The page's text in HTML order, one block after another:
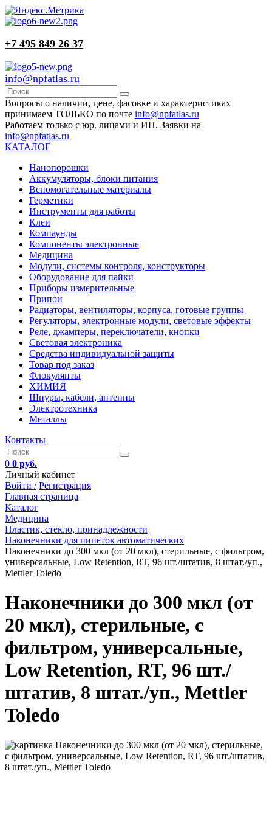
+7 495 849 26 37
info@npfatlas.ru
Вопросы о наличии, цене, фасовке и характеристиках
принимаем ТОЛЬКО по почте info@npfatlas.ru
Работаем только с юр. лицами и ИП. Заявки на
info@npfatlas.ru
КАТАЛОГ
Нанопорошки
Аккумуляторы, блоки питания
Вспомогательные материалы
Герметики
Инструменты для работы
Клеи
Компаунды
Компоненты электронные
Медицина
Модули, системы контроля, конструкторы
Оборудование для пайки
Приборы измерительные
Припои
Радиаторы, вентиляторы, корпуса, готовые группы
Регуляторы, электронные модули, световые эффекты
Реле, джамперы, переключатели, кнопки
Световая электроника
Средства индивидуальной защиты
Товар под заказ
Флокулянты
ХИМИЯ
Шнуры, кабели, антенны
Электротехника
Металлы
Контакты
0 0 руб.
Личный кабинет
Войти / Регистрация
Главная страница
Каталог
Медицина
Пластик, стекло, принадлежности
Наконечники для пипеток автоматических
Наконечники до 300 мкл (от 20 мкл), стерильные, с фильтром,
универсальные, Low Retention, RT, 96 шт./штатив, 8 штат./уп.,
Mettler Toledo
Наконечники до 300 мкл (от
20 мкл), стерильные, с
фильтром, универсальные,
Low Retention, RT, 96 шт./
штатив, 8 штат./уп., Mettler
Toledo